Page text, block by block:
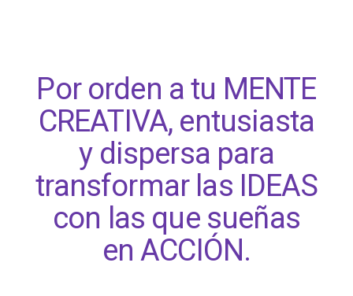
Por orden a tu MENTE
CREATIVA, entusiasta
y dispersa para
transformar las IDEAS
con las que sueñas
en ACCIÓN.